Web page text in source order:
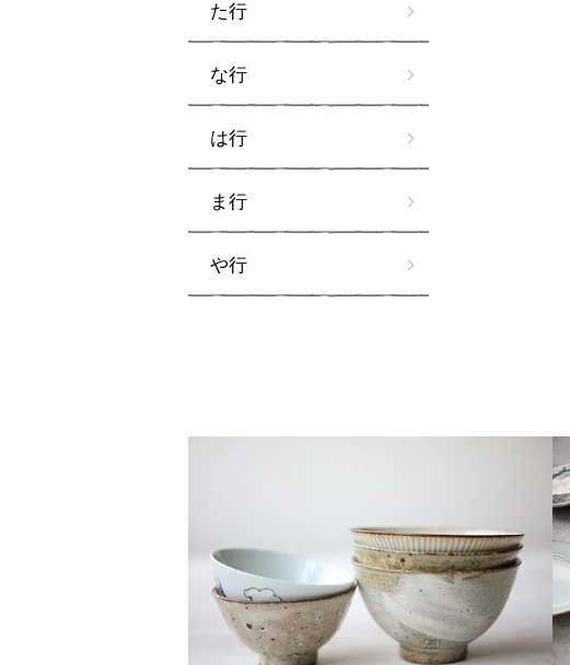
た行
な行
は行
ま行
や行